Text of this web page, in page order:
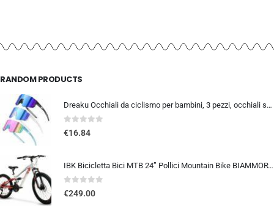
RANDOM PRODUCTS
Dreaku Occhiali da ciclismo per bambini, 3 pezzi, occhiali sportivi per bambini, protezione UV400, polarizzati, antivento, pe
0out of 5
€16.84
IBK Bicicletta Bici MTB 24” Pollici Mountain Bike BIAMMORTIZZATA Ragazzo Cambio 21 Velocità Freni a Disco
0out of 5
€249.00